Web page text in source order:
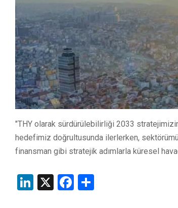
"THY olarak sürdürülebilirliği 2033
hedefimiz doğrultusunda ilerlerken,
finansman gibi stratejik adımlarla küresel
LinkedIn
X Facebook